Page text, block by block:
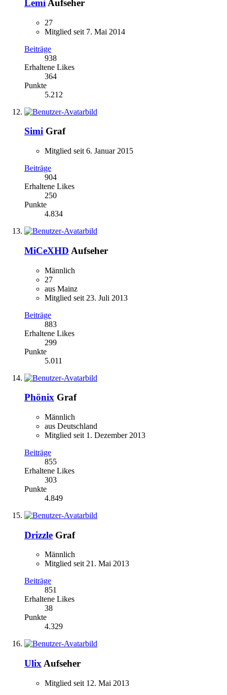
Lemi Aufseher
27
Mitglied seit 7. Mai 2014
Beiträge
938
Erhaltene Likes
364
Punkte
5.212
Simi Graf
Mitglied seit 6. Januar 2015
Beiträge
904
Erhaltene Likes
250
Punkte
4.834
MiCeXHD Aufseher
Männlich
27
aus Mainz
Mitglied seit 23. Juli 2013
Beiträge
883
Erhaltene Likes
299
Punkte
5.011
Phönix Graf
Männlich
aus Deutschland
Mitglied seit 1. Dezember 2013
Beiträge
855
Erhaltene Likes
303
Punkte
4.849
Drizzle Graf
Männlich
Mitglied seit 21. Mai 2013
Beiträge
851
Erhaltene Likes
38
Punkte
4.329
Ulix Aufseher
Mitglied seit 12. Mai 2013